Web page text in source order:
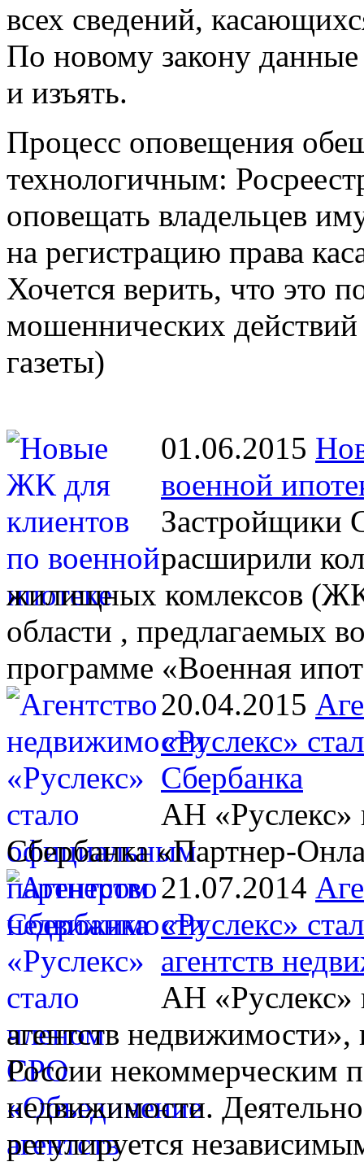
всех сведений,
По новому закону данные
и изъять.
Процесс оповещения
технологичным:
оповещать владельцев
на регистрацию права
Хочется верить, что это
мошеннических
газеты)
01.06.2015
военной
Застройщики
расширили
жилищных комлексов
области , предлагаемых
программе «Военная
20.04.2015
«Руслекс»
Сбербанка
АН «Руслекс»
Сбербанка «Партнер-
21.07.2014
«Руслекс»
агентств
АН «Руслекс»
агентств недвижимости»,
России некоммерческим
недвижимости.
регулируется